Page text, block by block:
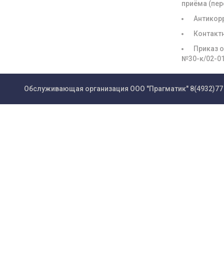
приёма
Приказ
№30-к/02-
Обслуживающая организация ООО "Прагматик"8(4932)77